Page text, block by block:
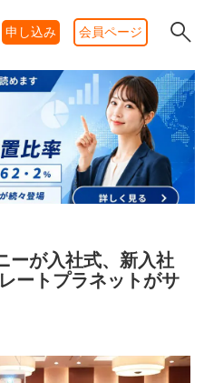
申し込み 会員ページ
ーが入社式、新入社
ートプラネットがサ